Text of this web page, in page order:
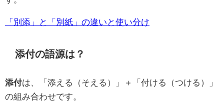
「別添」と「別紙」の違いと使い分け
添付の語源は？
添付は、「添える（そえる）」＋「付ける（つける）」
の組み合わせです。